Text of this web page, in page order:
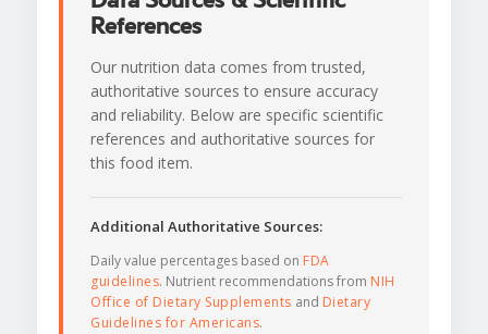
References
Our nutrition data comes from trusted,
authoritative sources to ensure accuracy
and reliability. Below are specific scientific
references and authoritative sources for
this food item.
Additional Authoritative Sources:
Daily value percentages based on FDA
guidelines. Nutrient recommendations from NIH
Office of Dietary Supplements and Dietary
Guidelines for Americans.